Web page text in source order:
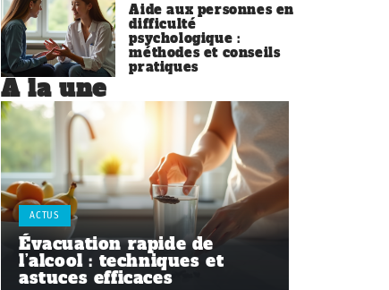
Aide aux personnes en
difficulté
psychologique :
méthodes et conseils
pratiques
À la une
ACTUS
Évacuation rapide de
l’alcool : techniques et
astuces efficaces